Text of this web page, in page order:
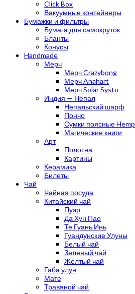
Click Box
Вакуумные контейнеры
Бумажки и фильтры
Бумага для самокруток
Бланты
Конусы
Handmade
Мерч
Мерч Crazybong
Мерч Anahart
Мерч Solar Systo
Индия — Непал
Непальский шарф
Пончо
Сумки поясные Hemp
Магические книги
Арт
Полотна
Картины
Керамика
Билеты
Чай
Чайная посуда
Китайский чай
Пуэр
Да Хун Пао
Те Гуань Инь
Гуандунские Улуны
Белый чай
Зеленый чай
Желтый чай
Габа улун
Мате
Травяной чай